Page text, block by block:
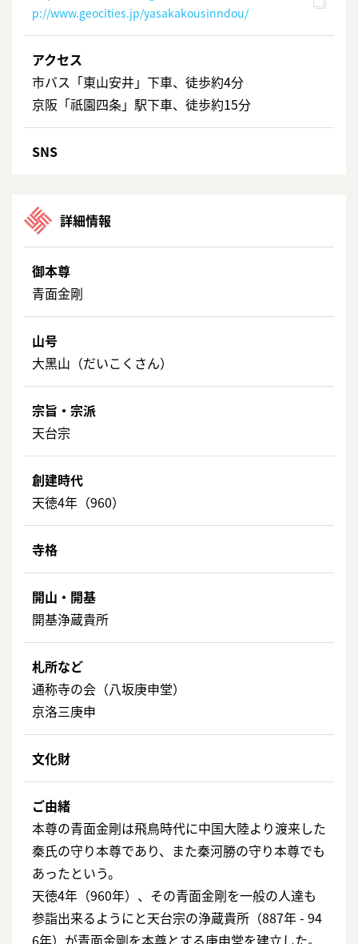
p://www.geocities.jp/yasakakousinndou/
アクセス
市バス「東山安井」下車、徒歩約4分
京阪「祇園四条」駅下車、徒歩約15分
SNS
詳細情報
御本尊
青面金剛
山号
大黑山（だいこくさん）
宗旨・宗派
天台宗
創建時代
天徳4年（960）
寺格
開山・開基
開基浄蔵貴所
札所など
通称寺の会（八坂庚申堂）
京洛三庚申
文化財
ご由緒
本尊の青面金剛は飛鳥時代に中国大陸より渡来した
秦氏の守り本尊であり、また秦河勝の守り本尊でも
あったという。
天徳4年（960年）、その青面金剛を一般の人達も
参詣出来るようにと天台宗の浄蔵貴所（887年 - 94
6年）が青面金剛を本尊とする庚申堂を建立した。